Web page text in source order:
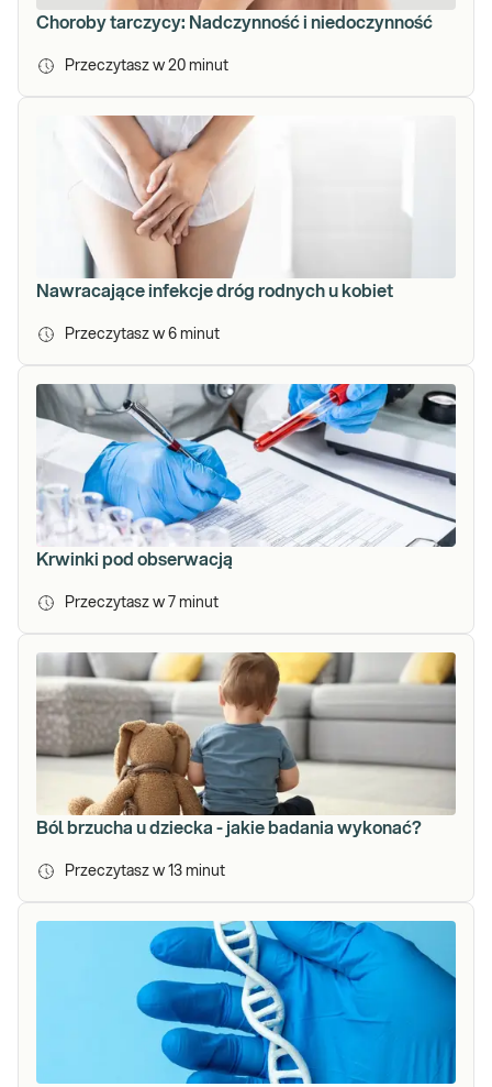
Choroby tarczycy: Nadczynność i niedoczynność
Przeczytasz w 20 minut
Nawracające infekcje dróg rodnych u kobiet
Przeczytasz w 6 minut
Krwinki pod obserwacją
Przeczytasz w 7 minut
Ból brzucha u dziecka - jakie badania wykonać?
Przeczytasz w 13 minut